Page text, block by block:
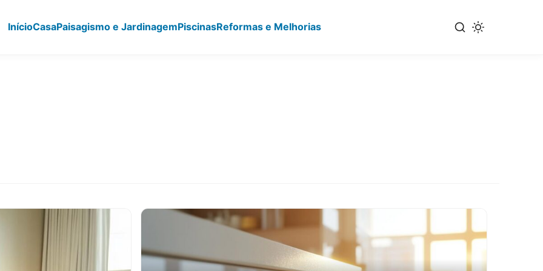
InícioCasaPaisagismo e JardinagemPiscinasReformas e Melhorias